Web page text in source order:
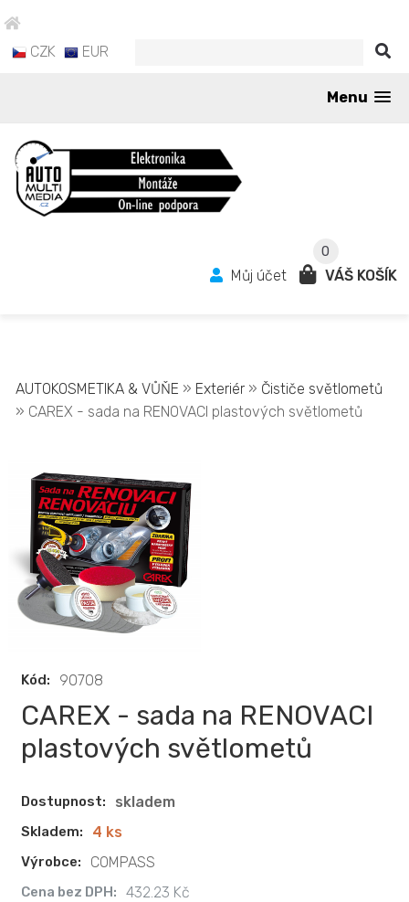
CZK EUR
Menu
0
Můj účet VÁŠ KOŠÍK
AUTOKOSMETIKA & VŮŇE » Exteriér» Čističe světlometů
» CAREX - sada na RENOVACI plastových světlometů
Kód: 90708
CAREX - sada na RENOVACI
plastových světlometů
Dostupnost: skladem
Skladem: 4 ks
Výrobce: COMPASS
Cena bez DPH: 432.23 Kč